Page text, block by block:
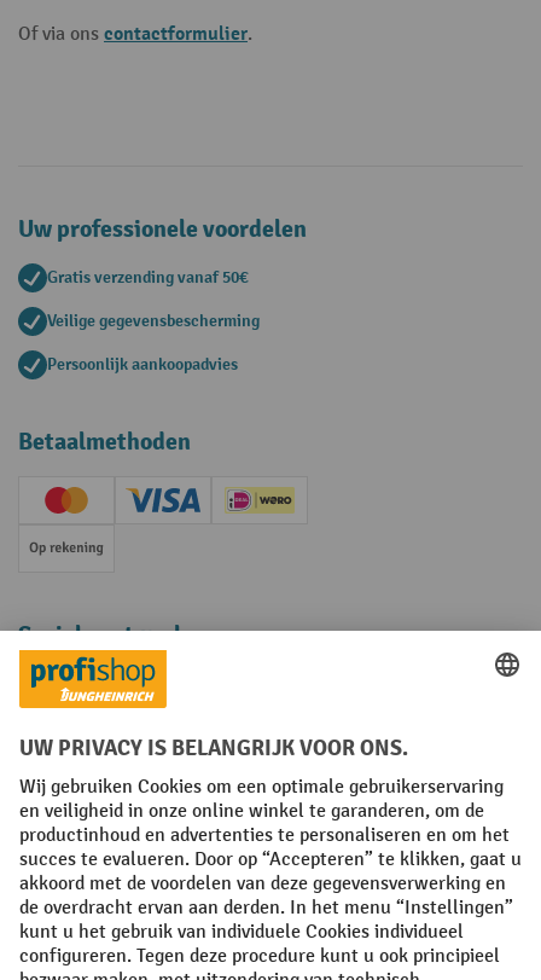
Of via ons contactformulier.
Uw professionele voordelen
Gratis verzending vanaf 50€
Veilige gegevensbescherming
Persoonlijk aankoopadvies
Betaalmethoden
Creditcard (Master)Creditcard (Visa)iDEAL | Wero
Op rekening
Sociale netwerken
Facebook
YouTube
LinkedInInstagram
Algemene leveringsvoorwaarden Copyright
Privacyverklaring Privacy Instellingen
All prices excl. VAT plusshipping costs and possible delivery charges,
if not stated otherwise.
¹ De korting is geldig zolang de voorraad strekt. De korting is niet van